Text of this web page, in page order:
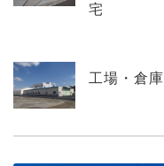
宅
工場・倉庫